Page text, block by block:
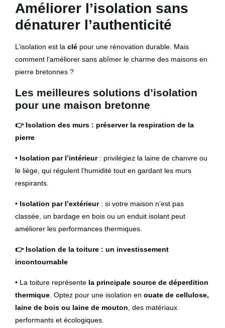
Améliorer l’isolation sans
dénaturer l’authenticité
L’isolation est la clé pour une rénovation durable. Mais
comment l’améliorer sans abîmer le charme des maisons en
pierre bretonnes ?
Les meilleures solutions d’isolation
pour une maison bretonne
👉 Isolation des murs : préserver la respiration de la
pierre
• Isolation par l’intérieur: privilégiez la laine de chanvre ou
le liège, qui régulent l’humidité tout en gardant les murs
respirants.
• Isolation par l’extérieur: si votre maison n’est pas
classée, un bardage en bois ou un enduit isolant peut
améliorer les performances thermiques.
👉 Isolation de la toiture : un investissement
incontournable
• La toiture représente la principale source de déperdition
thermique. Optez pour une isolation en ouate de cellulose,
laine de bois ou laine de mouton, des matériaux
performants et écologiques.